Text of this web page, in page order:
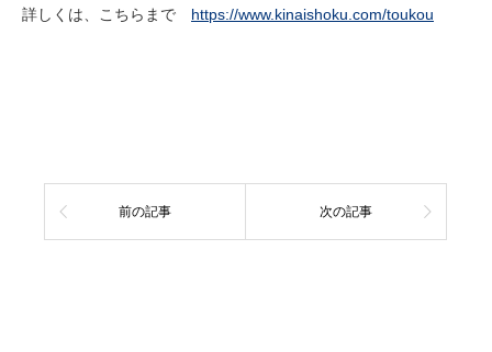
詳しくは、こちらまで https://www.kinaishoku.com/toukou
前の記事 次の記事